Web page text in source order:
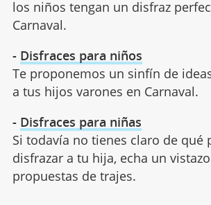
los niños tengan un disfraz
Carnaval.
- Disfraces para niños
Te proponemos un sinfín de
a tus hijos varones en Carnaval.
- Disfraces para niñas
Si todavía no tienes claro de qué
disfrazar a tu hija, echa un
propuestas de trajes.